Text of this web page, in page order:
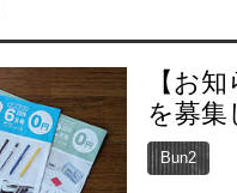
【お
を募集
Bun2